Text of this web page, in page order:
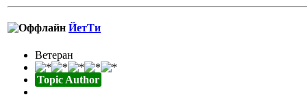
ЙетТи
Ветеран
Topic Author